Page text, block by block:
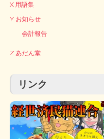
X 用語集
Y お知らせ
会計報告
Z あだん堂
リンク